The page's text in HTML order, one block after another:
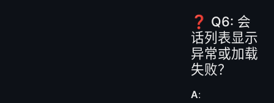
❓ Q6: 会
话列表显示
异常或加载
失败？
A: